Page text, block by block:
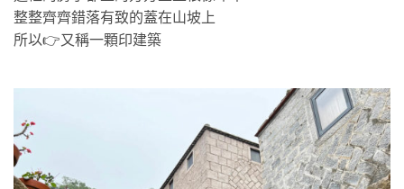
整整齊齊錯落有致的蓋在山坡上
所以👉又稱一顆印建築